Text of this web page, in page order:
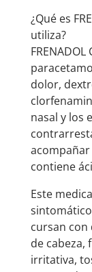
¿Qué es
utiliza?
dolor,
nasal y los
contiene
Este
cursan
de cabeza,
irritativa,